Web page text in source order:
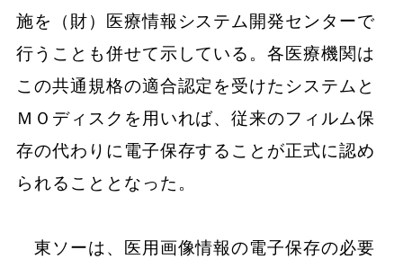
施を（財）医療情報システム開発センターで
行うことも併せて示している。各医療機関は
この共通規格の適合認定を受けたシステムと
ＭＯディスクを用いれば、従来のフィルム保
存の代わりに電子保存することが正式に認め
られることとなった。
東ソーは、医用画像情報の電子保存の必要